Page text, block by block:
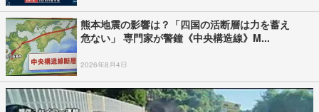
熊本地震の影響は？「四国の活断層は力を蓄え
危ない」 専門家が警鐘《中央構造線》M...
2026年8月4日